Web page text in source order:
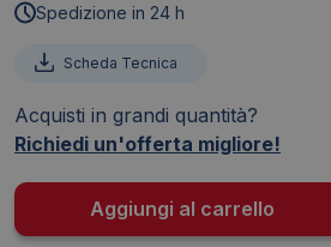
-
-
1
Spedizione in 24 h
Scheda Tecnica
Acquisti in grandi quantità?
Richiedi un'offerta migliore!
Aggiungi al carrello